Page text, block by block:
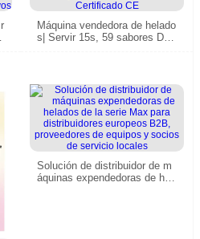
Máquina vendedora de helado
s| Servir 15s, 59 sabores DIY
Solución de distribuidor de m
áquinas expendedoras de hel